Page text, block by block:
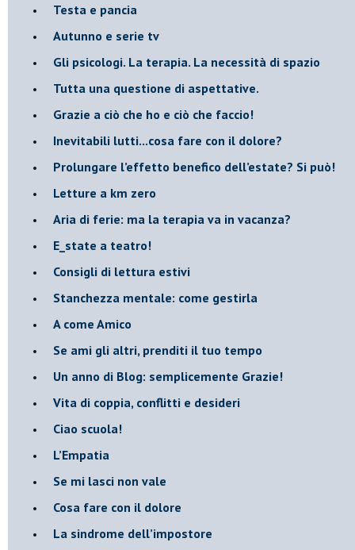
​Testa e pancia
​Autunno e serie tv
​Gli psicologi. La terapia. La necessità di spazio
​Tutta una questione di aspettative.
​Grazie a ciò che ho e ciò che faccio!
​Inevitabili lutti...cosa fare con il dolore?
Prolungare l’effetto benefico dell’estate? Si può!
​Letture a km zero
​Aria di ferie: ma la terapia va in vacanza?
​E_state a teatro!
​Consigli di lettura estivi
​Stanchezza mentale: come gestirla
​A come Amico
​Se ami gli altri, prenditi il tuo tempo
​Un anno di Blog: semplicemente Grazie!
​Vita di coppia, conflitti e desideri
​Ciao scuola!
​L’Empatia
​Se mi lasci non vale
Cosa fare con il dolore
​La sindrome dell’impostore